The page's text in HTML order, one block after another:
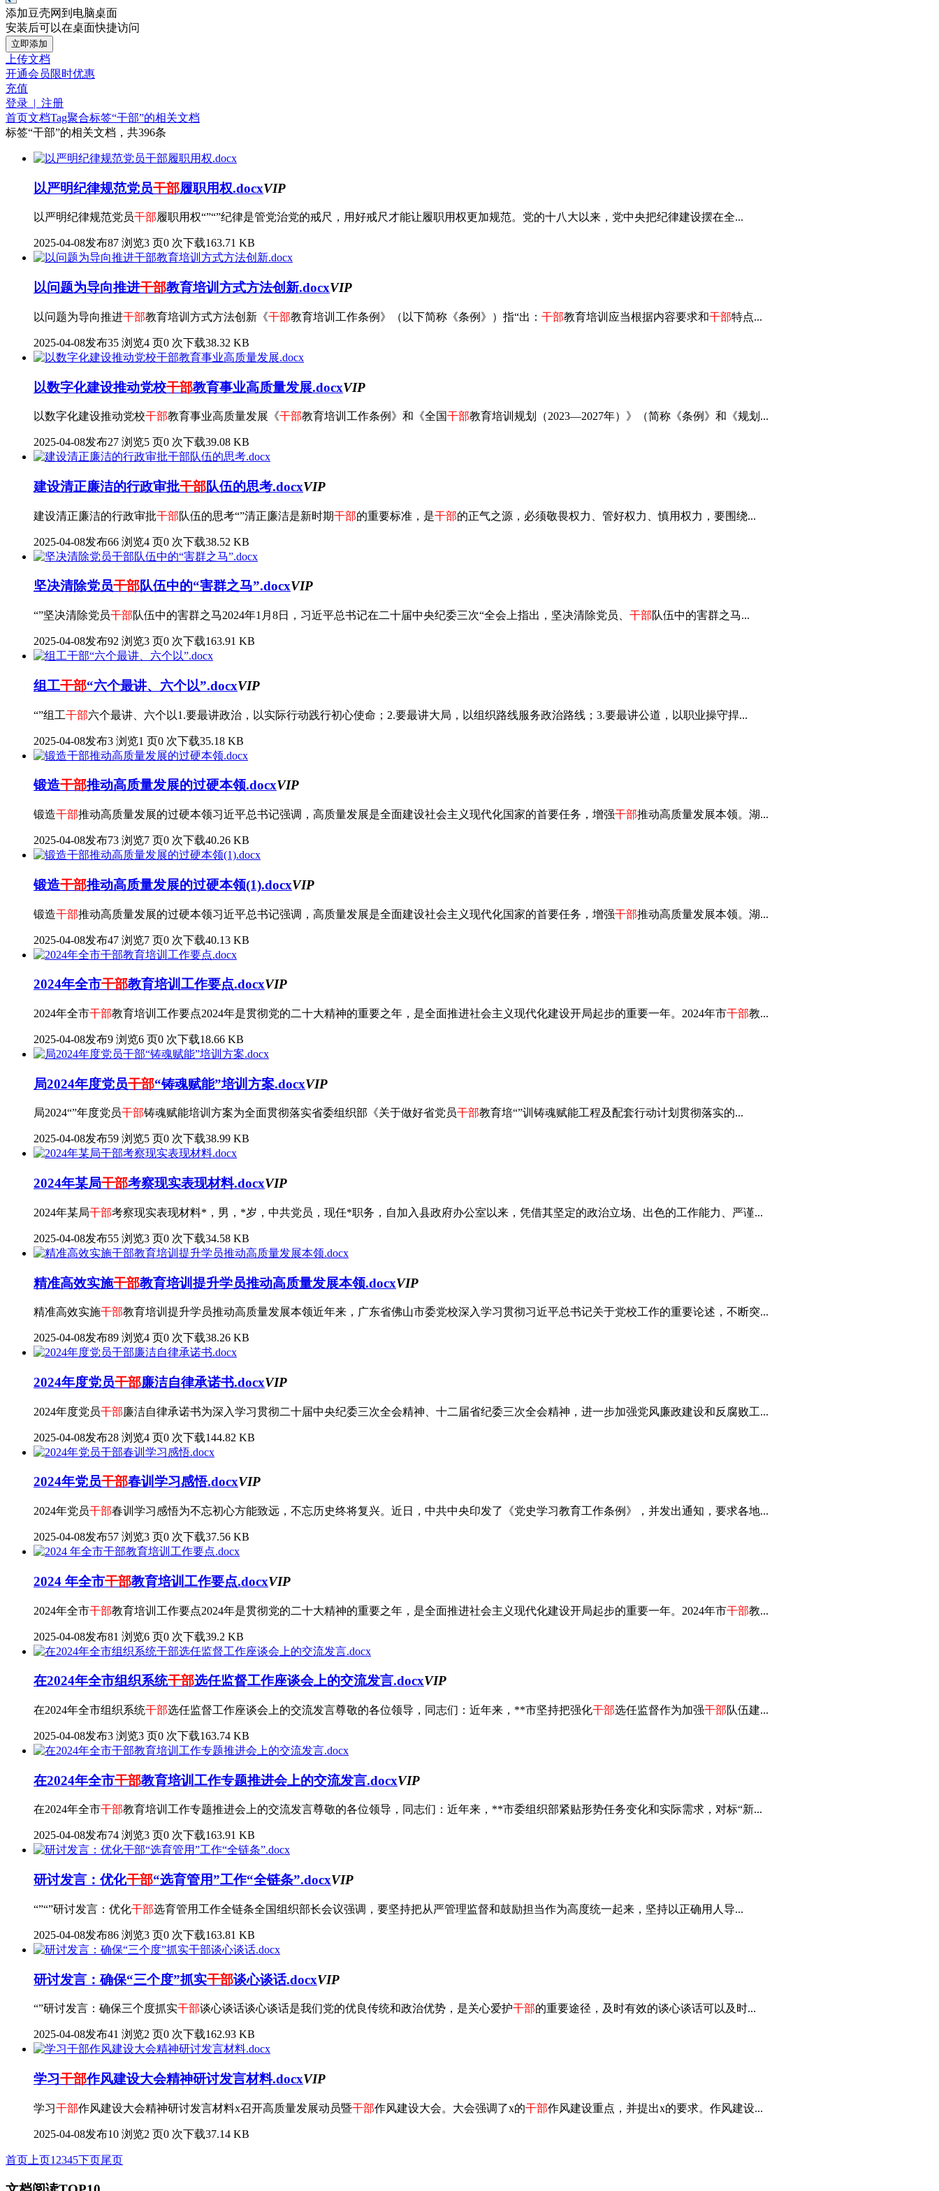
添加豆壳网到电脑桌面
安装后可以在桌面快捷访问
立即添加
上传文档
开通会员限时优惠
充值
登录 | 注册
首页文档Tag聚合标签“干部”的相关文档
标签“干部”的相关文档，共396条
以严明纪律规范党员干部履职用权.docxVIP
以严明纪律规范党员干部履职用权“”“”纪律是管党治党的戒尺，用好戒尺才能让履职用权更加规范。党的十八大以来，党中央把纪律建设摆在全...
2025-04-08发布87 浏览3 页0 次下载163.71 KB
以问题为导向推进干部教育培训方式方法创新.docxVIP
以问题为导向推进干部教育培训方式方法创新《干部教育培训工作条例》（以下简称《条例》）指“出： 干部教育培训应当根据内容要求和干部特点...
2025-04-08发布35 浏览4 页0 次下载38.32 KB
以数字化建设推动党校干部教育事业高质量发展.docxVIP
以数字化建设推动党校干部教育事业高质量发展《干部教育培训工作条例》和《全国干部教育培训规划（2023—2027年）》（简称《条例》和《规划...
2025-04-08发布27 浏览5 页0 次下载39.08 KB
建设清正廉洁的行政审批干部队伍的思考.docxVIP
建设清正廉洁的行政审批干部队伍的思考“”清正廉洁是新时期干部的重要标准，是干部的正气之源，必须敬畏权力、管好权力、慎用权力，要围绕...
2025-04-08发布66 浏览4 页0 次下载38.52 KB
坚决清除党员干部队伍中的“害群之马”.docxVIP
“”坚决清除党员干部队伍中的害群之马2024年1月8日，习近平总书记在二十届中央纪委三次“全会上指出，坚决清除党员、 干部队伍中的害群之马...
2025-04-08发布92 浏览3 页0 次下载163.91 KB
组工干部“六个最讲、六个以”.docxVIP
“”组工干部六个最讲、六个以1.要最讲政治，以实际行动践行初心使命；2.要最讲大局，以组织路线服务政治路线；3.要最讲公道，以职业操守捍...
2025-04-08发布3 浏览1 页0 次下载35.18 KB
锻造干部推动高质量发展的过硬本领.docxVIP
锻造干部推动高质量发展的过硬本领习近平总书记强调，高质量发展是全面建设社会主义现代化国家的首要任务，增强干部推动高质量发展本领。湖...
2025-04-08发布73 浏览7 页0 次下载40.26 KB
锻造干部推动高质量发展的过硬本领(1).docxVIP
锻造干部推动高质量发展的过硬本领习近平总书记强调，高质量发展是全面建设社会主义现代化国家的首要任务，增强干部推动高质量发展本领。湖...
2025-04-08发布47 浏览7 页0 次下载40.13 KB
2024年全市干部教育培训工作要点.docxVIP
2024年全市干部教育培训工作要点2024年是贯彻党的二十大精神的重要之年，是全面推进社会主义现代化建设开局起步的重要一年。2024年市干部教...
2025-04-08发布9 浏览6 页0 次下载18.66 KB
局2024年度党员干部“铸魂赋能”培训方案.docxVIP
局2024“”年度党员干部铸魂赋能培训方案为全面贯彻落实省委组织部《关于做好省党员干部教育培“”训铸魂赋能工程及配套行动计划贯彻落实的...
2025-04-08发布59 浏览5 页0 次下载38.99 KB
2024年某局干部考察现实表现材料.docxVIP
2024年某局干部考察现实表现材料*，男，*岁，中共党员，现任*职务，自加入县政府办公室以来，凭借其坚定的政治立场、出色的工作能力、严谨...
2025-04-08发布55 浏览3 页0 次下载34.58 KB
精准高效实施干部教育培训提升学员推动高质量发展本领.docxVIP
精准高效实施干部教育培训提升学员推动高质量发展本领近年来，广东省佛山市委党校深入学习贯彻习近平总书记关于党校工作的重要论述，不断突...
2025-04-08发布89 浏览4 页0 次下载38.26 KB
2024年度党员干部廉洁自律承诺书.docxVIP
2024年度党员干部廉洁自律承诺书为深入学习贯彻二十届中央纪委三次全会精神、十二届省纪委三次全会精神，进一步加强党风廉政建设和反腐败工...
2025-04-08发布28 浏览4 页0 次下载144.82 KB
2024年党员干部春训学习感悟.docxVIP
2024年党员干部春训学习感悟为不忘初心方能致远，不忘历史终将复兴。近日，中共中央印发了《党史学习教育工作条例》，并发出通知，要求各地...
2025-04-08发布57 浏览3 页0 次下载37.56 KB
2024 年全市干部教育培训工作要点.docxVIP
2024年全市干部教育培训工作要点2024年是贯彻党的二十大精神的重要之年，是全面推进社会主义现代化建设开局起步的重要一年。2024年市干部教...
2025-04-08发布81 浏览6 页0 次下载39.2 KB
在2024年全市组织系统干部选任监督工作座谈会上的交流发言.docxVIP
在2024年全市组织系统干部选任监督工作座谈会上的交流发言尊敬的各位领导，同志们：近年来，**市坚持把强化干部选任监督作为加强干部队伍建...
2025-04-08发布3 浏览3 页0 次下载163.74 KB
在2024年全市干部教育培训工作专题推进会上的交流发言.docxVIP
在2024年全市干部教育培训工作专题推进会上的交流发言尊敬的各位领导，同志们：近年来，**市委组织部紧贴形势任务变化和实际需求，对标“新...
2025-04-08发布74 浏览3 页0 次下载163.91 KB
研讨发言：优化干部“选育管用”工作“全链条”.docxVIP
“”“”研讨发言：优化干部选育管用工作全链条全国组织部长会议强调，要坚持把从严管理监督和鼓励担当作为高度统一起来，坚持以正确用人导...
2025-04-08发布86 浏览3 页0 次下载163.81 KB
研讨发言：确保“三个度”抓实干部谈心谈话.docxVIP
“”研讨发言：确保三个度抓实干部谈心谈话谈心谈话是我们党的优良传统和政治优势，是关心爱护干部的重要途径，及时有效的谈心谈话可以及时...
2025-04-08发布41 浏览2 页0 次下载162.93 KB
学习干部作风建设大会精神研讨发言材料.docxVIP
学习干部作风建设大会精神研讨发言材料x召开高质量发展动员暨干部作风建设大会。大会强调了x的干部作风建设重点，并提出x的要求。作风建设...
2025-04-08发布10 浏览2 页0 次下载37.14 KB
首页 上页1 2345下页尾页